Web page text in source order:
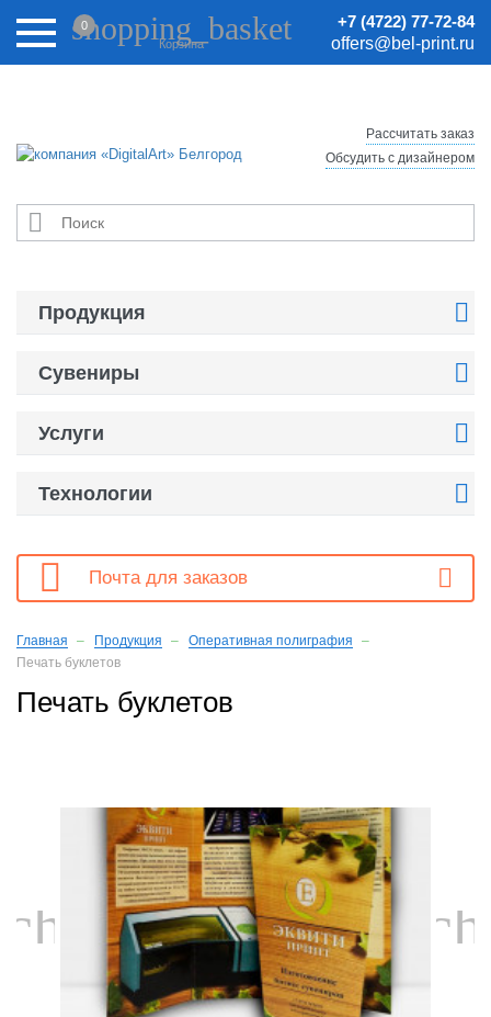
Внимание! Цены на сайте могут быть неактуальными.
Актуальные цены уточняйте у менеджеров.
+7 (4722) 77-72-84
offers@bel-print.ru
shopping_basket
Корзина
0

Рассчитать заказ
Обсудить с дизайнером
Продукция 
Сувениры 
Услуги 
Технологии 
 Почта для заказов
Главная Продукция
Оперативная полиграфия
Печать буклетов
Печать буклетов
chevron_left